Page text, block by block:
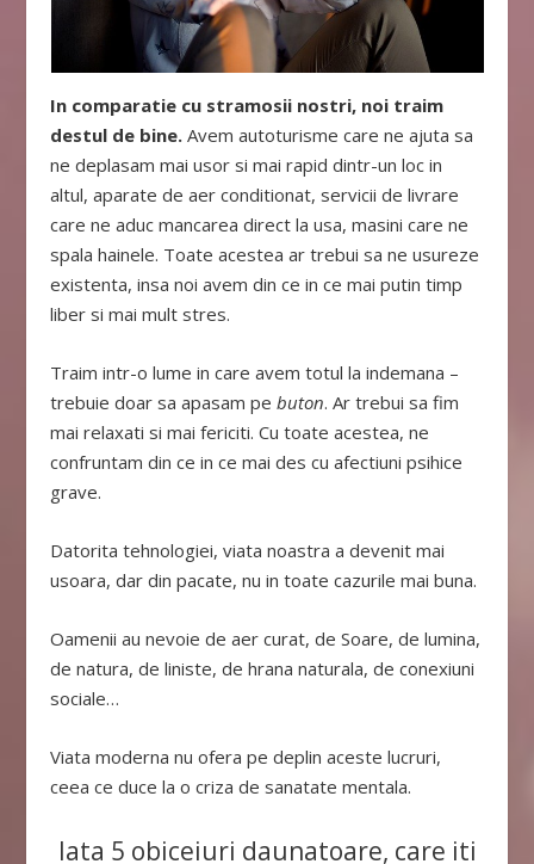
In comparatie cu stramosii nostri, noi traim
destul de bine. Avem autoturisme care ne ajuta sa
ne deplasam mai usor si mai rapid dintr-un loc in
altul, aparate de aer conditionat, servicii de livrare
care ne aduc mancarea direct la usa, masini care ne
spala hainele. Toate acestea ar trebui sa ne usureze
existenta, insa noi avem din ce in ce mai putin timp
liber si mai mult stres.
Traim intr-o lume in care avem totul la indemana –
trebuie doar sa apasam pebuton. Ar trebui sa fim
mai relaxati si mai fericiti. Cu toate acestea, ne
confruntam din ce in ce mai des cu afectiuni psihice
grave.
Datorita tehnologiei, viata noastra a devenit mai
usoara, dar din pacate, nu in toate cazurile mai buna.
Oamenii au nevoie de aer curat, de Soare, de lumina,
de natura, de liniste, de hrana naturala, de conexiuni
sociale…
Viata moderna nu ofera pe deplin aceste lucruri,
ceea ce duce la o criza de sanatate mentala.
Iata 5 obiceiuri daunatoare, care iti